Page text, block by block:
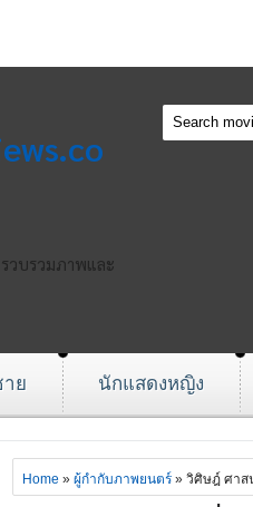
วบรวมภาพและ
ย นักแสดงหญิง
Home » ผู้กำกับภาพยนตร์» วิศิษฎ์ ศาส